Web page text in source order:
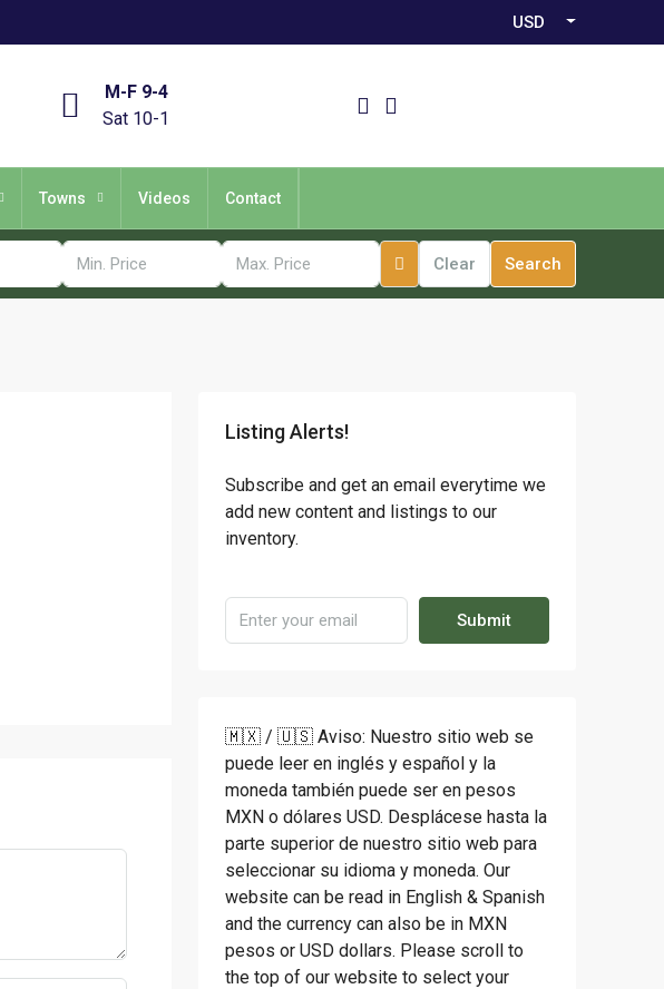
USD
M-F 9-4
Sat 10-1
Towns Videos Contact
Clear Search
Listing Alerts!
Subscribe and get an email everytime we
add new content and listings to our
inventory.
Submit
🇲🇽 / 🇺🇸 Aviso: Nuestro sitio web se
puede leer en inglés y español y la
moneda también puede ser en pesos
MXN o dólares USD. Desplácese hasta la
parte superior de nuestro sitio web para
seleccionar su idioma y moneda. Our
website can be read in English & Spanish
and the currency can also be in MXN
pesos or USD dollars. Please scroll to
the top of our website to select your